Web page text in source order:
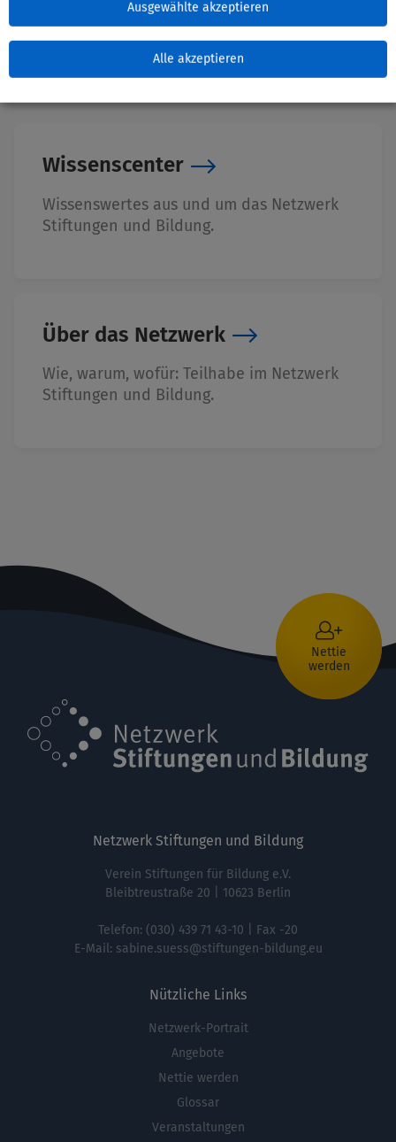
Ausgewählte akzeptieren
Alle akzeptieren
Wissenscenter
Wissenswertes aus und um das Netzwerk
Stiftungen und Bildung.
Über das Netzwerk
Wie, warum, wofür: Teilhabe im Netzwerk
Stiftungen und Bildung.
Nettie
werden
Netzwerk Stiftungen und Bildung
Verein Stiftungen für Bildung e.V.
Bleibtreustraße 20 | 10623 Berlin
Telefon: (030) 439 71 43-10 | Fax -20
E-Mail: sabine.suess@stiftungen-bildung.eu
Nützliche Links
Fußbereichsmenü
Netzwerk-Portrait
Angebote
Nettie werden
Glossar
Veranstaltungen